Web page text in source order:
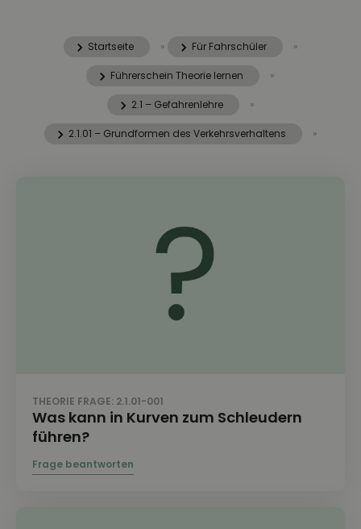
Startseite » Für Fahrschüler »
Führerschein Theorie lernen »
2.1 – Gefahrenlehre »
2.1.01 – Grundformen des Verkehrsverhaltens »
THEORIE FRAGE: 2.1.01-001
Was kann in Kurven zum Schleudern
führen?